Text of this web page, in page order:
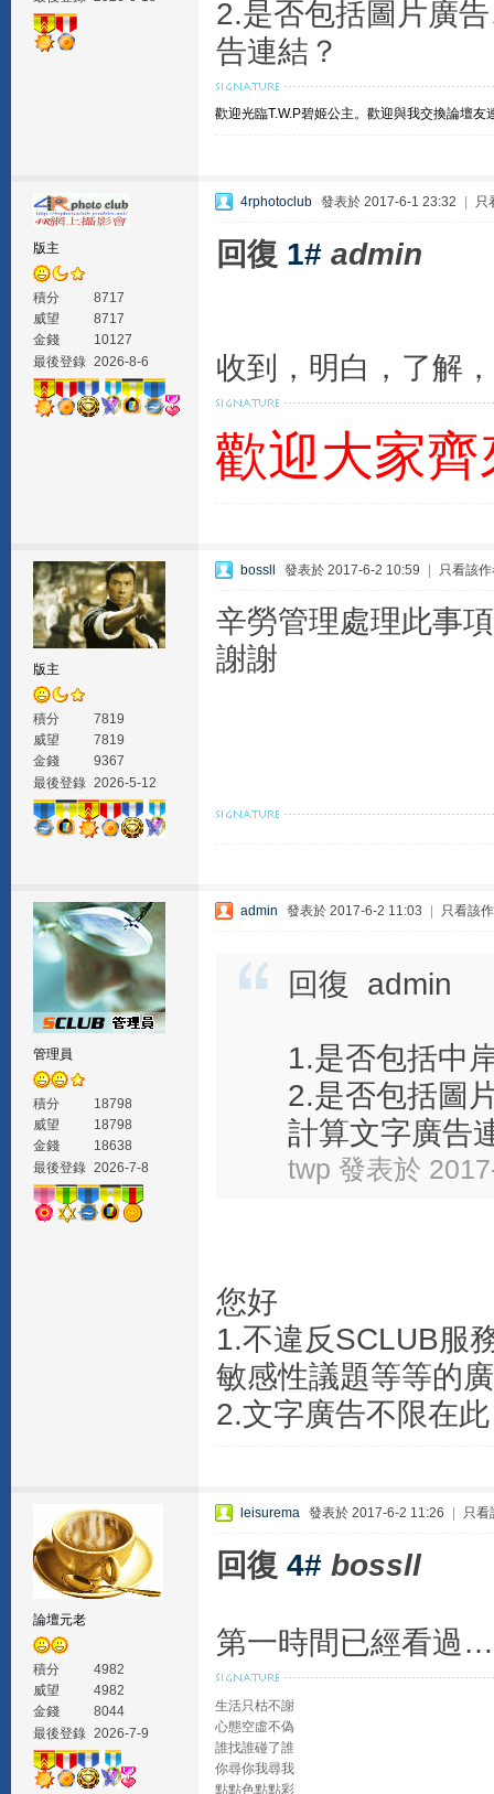
2.是否包括圖片廣
告連結？
歡迎光臨T.W.P碧姬公主。 歡迎與我交換論壇友
版主
積分
8717
威望
8717
金錢
10127
最後登錄 2026-8-6
4rphotoclub 發表於 2017-6-1 23:32 只
回復 1# admin
收到，明白，了解
歡迎大家
版主
積分
7819
威望
7819
金錢
9367
最後登錄 2026-5-12
bossll 發表於 2017-6-2 10:59 只看該
辛勞管理處理此事項
謝謝
管理員
積分
18798
威望
18798
金錢
18638
最後登錄 2026-7-8
admin 發表於 2017-6-2 11:03 只看該
回復 admin
1.是否包括中
2.是否包括圖
計算文字廣告
twp 發表於
您好
1.不違反SCLUB服
敏感性議題等等的
2.文字廣告不限在
論壇元老
積分
4982
威望
4982
金錢
8044
最後登錄 2026-7-9
leisurema 發表於 2017-6-2 11:26 只看
回復 4# bossll
第一時間已經看過
生活只枯不謝
心態空虛不偽
誰找誰碰了誰
你尋你我尋我
點點色點點彩